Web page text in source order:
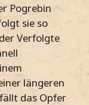
Pogrebin
sie so
Verfolgte
längeren
das Opfer